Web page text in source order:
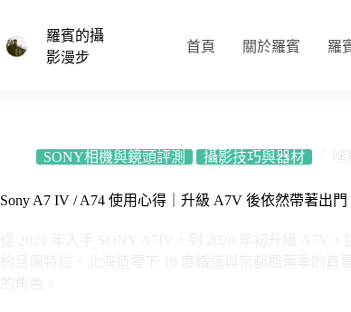
主
羅賓的攝
影漫步
首頁 關於羅賓 羅
SONY相機與鏡頭評測 攝影技巧與器材
Sony A7 IV / A74 使用心得｜升級 A7V 後依然帶著出